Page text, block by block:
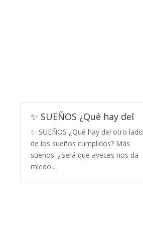
✨ SUEÑOS ¿Qué hay del
✨ SUEÑOS ¿Qué hay del otro lado
de los sueños cumplidos? Más
sueños. ¿Será que aveces nos da
miedo...